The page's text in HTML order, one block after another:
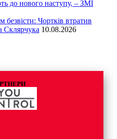
до нового наступу, – ЗМІ
Чортків втратив
Склярчука 10.08.2026